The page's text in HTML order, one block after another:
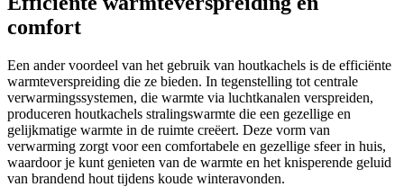
comfort
Een ander voordeel van het gebruik van houtkachels is de efficiënte
warmteverspreiding die ze bieden. In tegenstelling tot centrale
verwarmingssystemen, die warmte via luchtkanalen verspreiden,
produceren houtkachels stralingswarmte die een gezellige en
gelijkmatige warmte in de ruimte creëert. Deze vorm van
verwarming zorgt voor een comfortabele en gezellige sfeer in huis,
waardoor je kunt genieten van de warmte en het knisperende geluid
van brandend hout tijdens koude winteravonden.